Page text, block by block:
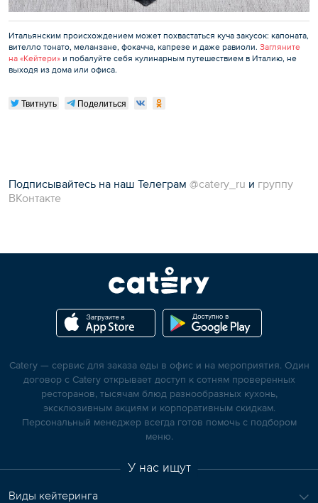
Итальянским происхождением может похвастаться куча закусок: капоната,
вителло тонато, меланзане, фокачча, капрезе и даже равиоли. Загляните
на «Кейтери» и побалуйте себя кулинарным путешествием в Италию, не
выходя из дома или офиса.
Твитнуть Поделиться
Подписывайтесь на наш Телеграм @catery_ru и группу
ВКонтакте
Catery — сервис для заказа еды в офис и на мероприятия. Один
договор с Catery открывает доступ к сотням проверенных
ресторанов, тысячам блюд разнообразных кухонь,
эксклюзивным акциям и корпоративным скидкам.
Персональный менеджер всегда готов помочь с подбором
меню.
У нас ищут
Виды кейтеринга